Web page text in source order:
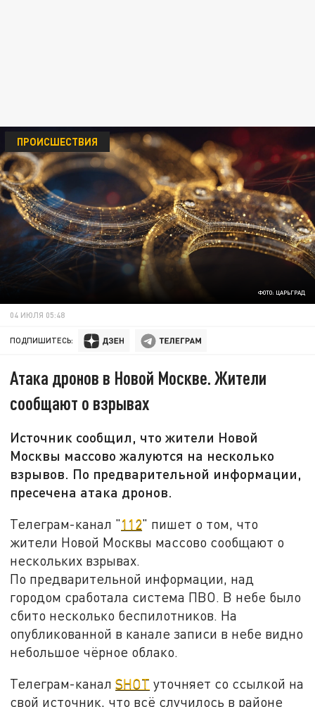
ФОТО: ЦАРЬГРАД
ПРОИСШЕСТВИЯ
04 ИЮЛЯ 05:48
ПОДПИШИТЕСЬ:
Атака дронов в Новой Москве. Жители
сообщают о взрывах
Источник сообщил, что жители Новой
Москвы массово жалуются на несколько
взрывов. По предварительной информации,
пресечена атака дронов.
Телеграм-канал "112" пишет о том, что
жители Новой Москвы массово сообщают о
нескольких взрывах.
По предварительной информации, над
городом сработала система ПВО. В небе было
сбито несколько беспилотников. На
опубликованной в канале записи в небе видно
небольшое чёрное облако.
Телеграм-каналSHOT уточняет со ссылкой на
свой источник, что всё случилось в районе